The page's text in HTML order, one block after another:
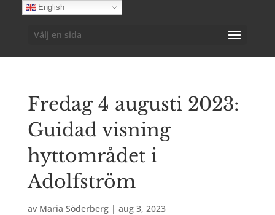
Välj en sida
Fredag 4 augusti 2023:
Guidad visning
hyttområdet i
Adolfström
av Maria Söderberg| aug 3, 2023
English